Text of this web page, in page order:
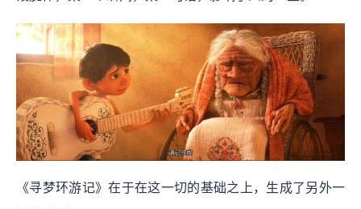
《寻梦环游记》在于在这一切的基础之上，生成了另外一